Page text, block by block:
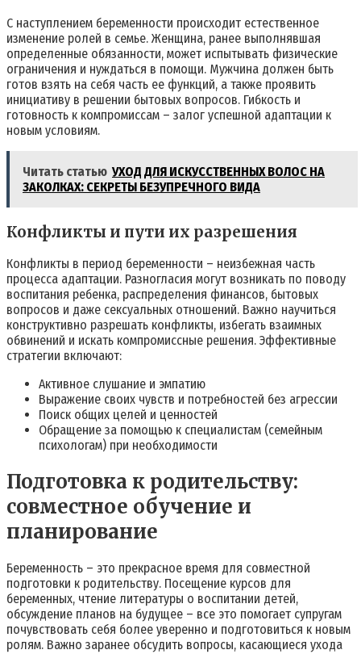
С наступлением беременности происходит естественное
изменение ролей в семье. Женщина, ранее выполнявшая
определенные обязанности, может испытывать физические
ограничения и нуждаться в помощи. Мужчина должен быть
готов взять на себя часть ее функций, а также проявить
инициативу в решении бытовых вопросов. Гибкость и
готовность к компромиссам – залог успешной адаптации к
новым условиям.
Читать статью УХОД ДЛЯ ИСКУССТВЕННЫХ ВОЛОС НА
ЗАКОЛКАХ: СЕКРЕТЫ БЕЗУПРЕЧНОГО ВИДА
Конфликты и пути их разрешения
Конфликты в период беременности – неизбежная часть
процесса адаптации. Разногласия могут возникать по поводу
воспитания ребенка, распределения финансов, бытовых
вопросов и даже сексуальных отношений. Важно научиться
конструктивно разрешать конфликты, избегать взаимных
обвинений и искать компромиссные решения. Эффективные
стратегии включают:
Активное слушание и эмпатию
Выражение своих чувств и потребностей без агрессии
Поиск общих целей и ценностей
Обращение за помощью к специалистам (семейным
психологам) при необходимости
Подготовка к родительству:
совместное обучение и
планирование
Беременность – это прекрасное время для совместной
подготовки к родительству. Посещение курсов для
беременных, чтение литературы о воспитании детей,
обсуждение планов на будущее – все это помогает супругам
почувствовать себя более уверенно и подготовиться к новым
ролям. Важно заранее обсудить вопросы, касающиеся ухода